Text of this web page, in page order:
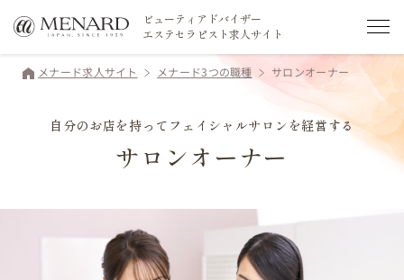
ビューティアドバイザー
エステセラピスト求人サイト
メナード求人サイト メナード3つの職種 サロンオーナー
自分のお店を持ってフェイシャルサロンを経営する
サロンオーナー